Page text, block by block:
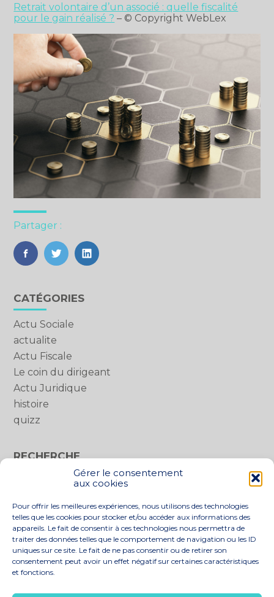
Gérer le consentement
aux cookies
Pour offrir les meilleures expériences, nous utilisons des technologies
telles que les cookies pour stocker et/ou accéder aux informations des
appareils. Le fait de consentir à ces technologies nous permettra de
traiter des données telles que le comportement de navigation ou les ID
uniques sur ce site. Le fait de ne pas consentir ou de retirer son
consentement peut avoir un effet négatif sur certaines caractéristiques
et fonctions.
Retrait volontaire d’un associé : quelle fiscalité
pour le gain réalisé ? – © Copyright WebLex
Partager :
FaceBook
TwitterLinkedIn
Blog
sidebar
CATÉGORIES
Actu Sociale
actualite
Actu Fiscale
Le coin du dirigeant
Actu Juridique
histoire
quizz
RECHERCHE
Rechercher :